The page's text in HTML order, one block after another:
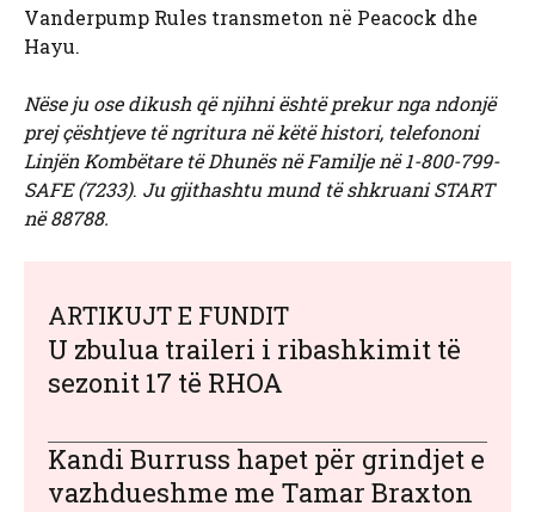
Vanderpump Rules transmeton në Peacock dhe
Hayu.
Nëse ju ose dikush që njihni është prekur nga ndonjë
prej çështjeve të ngritura në këtë histori, telefononi
Linjën Kombëtare të Dhunës në Familje në 1-800-799-
SAFE (7233). Ju gjithashtu mund të shkruani START
në 88788.
ARTIKUJT E FUNDIT
U zbulua traileri i ribashkimit të
sezonit 17 të RHOA
Kandi Burruss hapet për grindjet e
vazhdueshme me Tamar Braxton